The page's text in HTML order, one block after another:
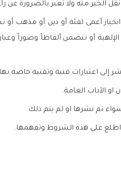
الخبر منه ولا تعبر بالضرورة عن
أعمى لفئة أو دين أو مذهب أو
أو تتضمن ألفاظاً وصوراً
إلى اعتبارات فنية وتقنية خاصة
الآداب العامة.
سواء تم نشرها او لم يتم ذلك.
اطلع على هذه الشروط وتفهمها.